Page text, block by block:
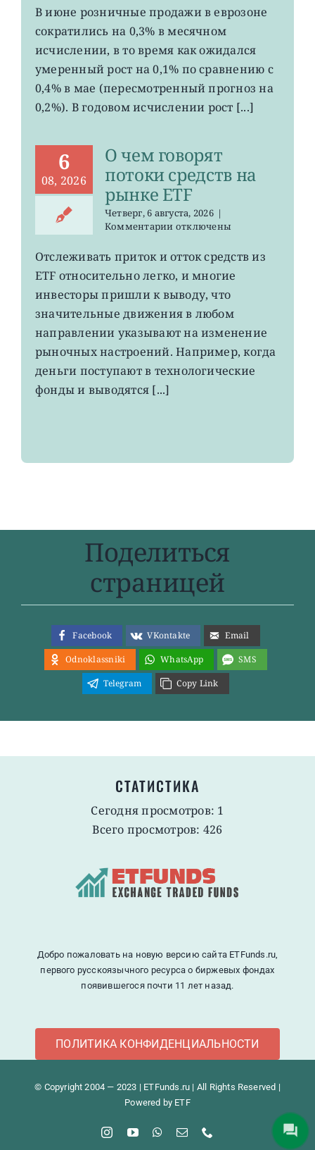
EZU,
HEDJ:
розничные
продажи
зоне
евро
В июне розничные продажи в еврозоне
сократились на 0,3% в месячном
исчислении, в то время как ожидался
умеренный рост на 0,1% по сравнению с
0,4% в мае (пересмотренный прогноз на
0,2%). В годовом исчислении рост [...]
6
08, 2026
О чем говорят
потоки средств на
рынке ETF
Четверг, 6 августа, 2026 |
Комментариик
О
говорят
потоки
средств
на
рынке
ETF
отключены
Отслеживать приток и отток средств из
ETF относительно легко, и многие
инвесторы пришли к выводу, что
значительные движения в любом
направлении указывают на изменение
рыночных настроений. Например, когда
деньги поступают в технологические
фонды и выводятся [...]
Поделиться
страницей
Facebook VKontakte
Email
Odnoklassniki
WhatsApp
SMS
Telegram
Copy Link
СТАТИСТИКА
Сегодня просмотров: 1
Всего просмотров: 426
Добро пожаловать на новую версию сайта ETFunds.ru,
первого русскоязычного ресурса о биржевых фондах
появившегося почти 11 лет назад.
ПОЛИТИКА КОНФИДЕНЦИАЛЬНОСТИ
© Copyright 2004 — 2023 | ETFunds.ru | All Rights Reserved |
Powered by ETF